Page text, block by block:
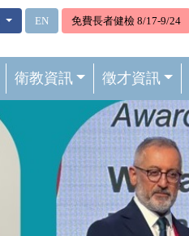
EN 免費長者健檢 8/17-9/24
衛教資訊 徵才資訊